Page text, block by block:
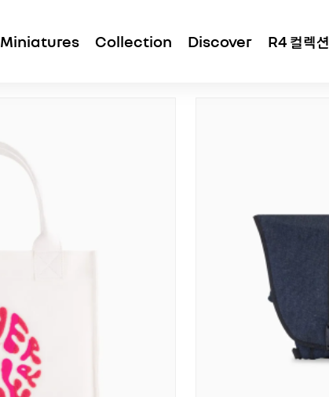
Miniatures Collection Discover R4 컬렉션